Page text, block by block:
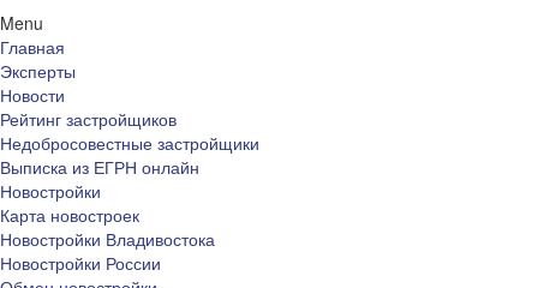
Menu
Главная
Эксперты
Новости
Рейтинг застройщиков
Недобросовестные застройщики
Выписка из ЕГРН онлайн
Новостройки
Карта новостроек
Новостройки Владивостока
Новостройки России